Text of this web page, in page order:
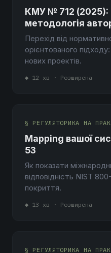
КМУ № 712 (2025):
методологія
Перехід від
орієнтованого
нових проектів.
◆ 12 хв · Розширена
§ РЕГУЛЯТОРИКА НА
Mapping вашої
53
Як показати
відповідність NIST
покриття.
◆ 13 хв · Розширена
§ РЕГУЛЯТОРИКА НА